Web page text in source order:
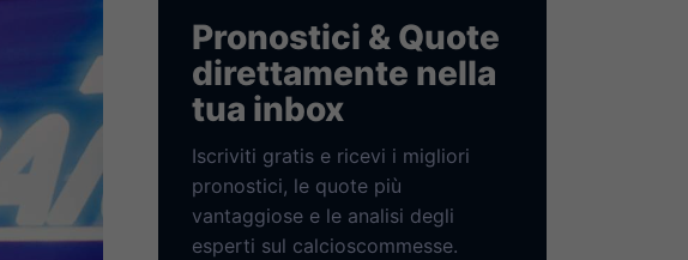
Pronostici & Quote
direttamente nella
tua inbox
Iscriviti gratis e ricevi i migliori
pronostici, le quote più
vantaggiose e le analisi degli
esperti sul calcioscommesse.